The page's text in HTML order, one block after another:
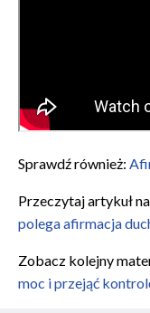
Sprawdź również:
Przeczytaj artykuł
polega afirmacja
Zobacz kolejny
moc i przejąć